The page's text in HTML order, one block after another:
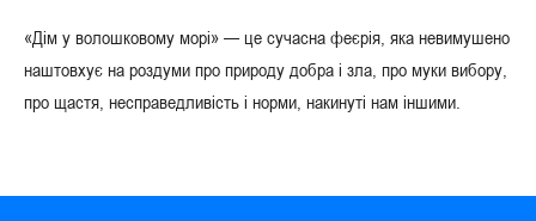
«Дім у волошковому морі» — це сучасна феєрія, яка невимушено
наштовхує на роздуми про природу добра і зла, про муки вибору,
про щастя, несправедливість і норми, накинуті нам іншими.